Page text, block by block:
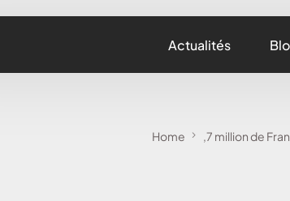
Actualités
Home ,7 million de